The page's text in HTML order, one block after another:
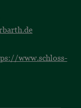
www.schloss-